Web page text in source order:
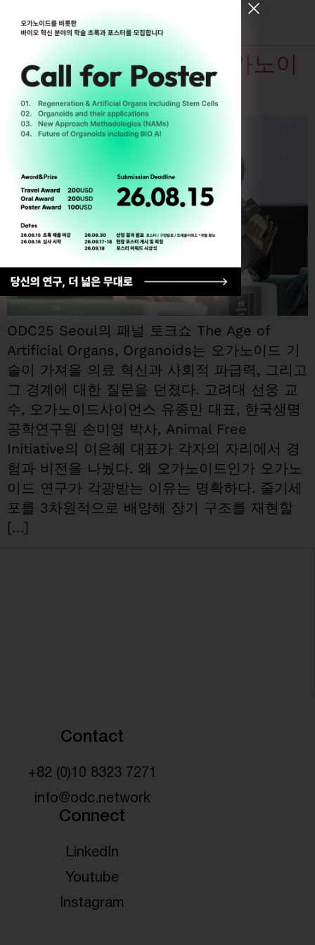
[ Register for ODC26 ]
[태그:]Film
대 인공장기 시대와 오가노이
드
ODC25 Seoul의 패널 토크쇼 The Age of
Artificial Organs, Organoids는 오가노이드 기
술이 가져올 의료 혁신과 사회적 파급력, 그리고
그 경계에 대한 질문을 던졌다. 고려대 선웅 교
수, 오가노이드사이언스 유종만 대표, 한국생명
공학연구원 손미영 박사, Animal Free
Initiative의 이은혜 대표가 각자의 자리에서 경
험과 비전을 나눴다. 왜 오가노이드인가 오가노
이드 연구가 각광받는 이유는 명확하다. 줄기세
포를 3차원적으로 배양해 장기 구조를 재현할
[…]
Contact
+82 (0)10 8323 7271
info@odc.network
Connect
LinkedIn
Youtube
Instagram